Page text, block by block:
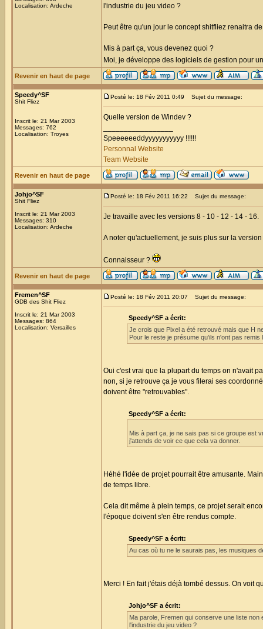
Localisation: Ardeche
l'industrie du jeu video ?
Peut être qu'un jour le concept shitfliez renaitra
Mis à part ça, vous devenez quoi ?
Moi, je développe des logiciels de gestion pour
Revenir en haut de page
Speedy^SF
Shit Fliez
Inscrit le: 21 Mar 2003
Messages: 762
Localisation: Troyes
Posté le: 18 Fév 2011 0:49 Sujet du message:
Quelle version de Windev ?
Speeeeeeddyyyyyyyyyyy !!!!!!
Personnal Website
Team Website
Revenir en haut de page
Johjo^SF
Shit Fliez
Inscrit le: 21 Mar 2003
Messages: 310
Localisation: Ardeche
Posté le: 18 Fév 2011 16:22 Sujet du message:
Je travaille avec les versions 8 - 10 - 12 - 14 - 16.
A noter qu'actuellement, je suis plus sur la
Connaisseur ?
Revenir en haut de page
Fremen^SF
GDB des Shit Fliez
Inscrit le: 21 Mar 2003
Messages: 864
Localisation: Versailles
Posté le: 18 Fév 2011 20:07 Sujet du message:
Speedy^SF a écrit:
Je crois que Pixel a été retrouvé mais que H
Pour le reste je présume qu'ils n'ont pas
Oui c'est vrai que la plupart du temps on n'avait
non, si je retrouve ça je vous filerai ses
doivent être "retrouvables".
Speedy^SF a écrit:
Mis à part ça, je ne sais pas si ce groupe est
j'attends de voir ce que cela va donner.
Héhé l'idée de projet pourrait être amusante.
de temps libre.
Cela dit même à plein temps, ce projet serait
l'époque doivent s'en être rendus compte.
Speedy^SF a écrit:
Au cas où tu ne le saurais pas, les musiques
Merci ! En fait j'étais déjà tombé dessus. On voit
Johjo^SF a écrit:
Ma parole, Fremen qui conserve une liste
l'industrie du jeu video ?